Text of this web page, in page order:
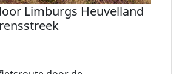
Limburgs Heuvelland